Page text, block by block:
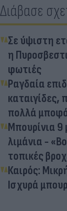
Διάβασε
Σε ύψιστη
η
φωτιές
Ραγδαία
καταιγίδες,
πολλά
Μπουρίνια
λιμάνια -
τοπικές
Καιρός:
Ισχυρά